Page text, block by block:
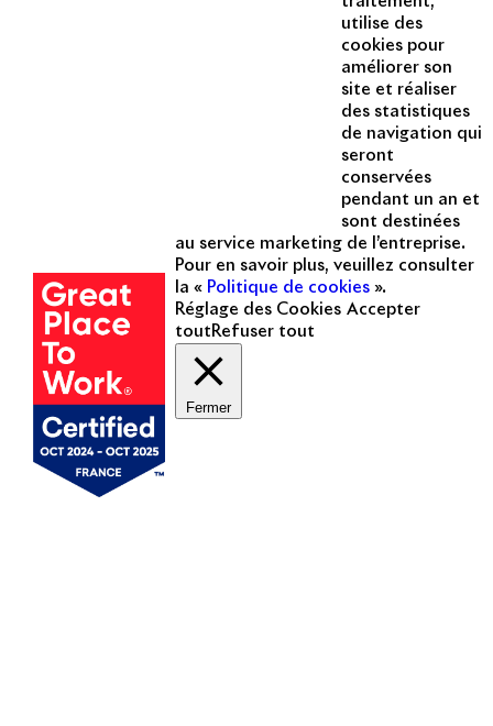
utilise des
cookies pour
améliorer son
site et réaliser
des statistiques
de navigation qui
seront
conservées
pendant un an et
sont destinées
au service marketing de l’entreprise.
Pour en savoir plus, veuillez consulter
la « Politique de cookies ».
Réglage des Cookies Accepter
tout Refuser tout
Fermer